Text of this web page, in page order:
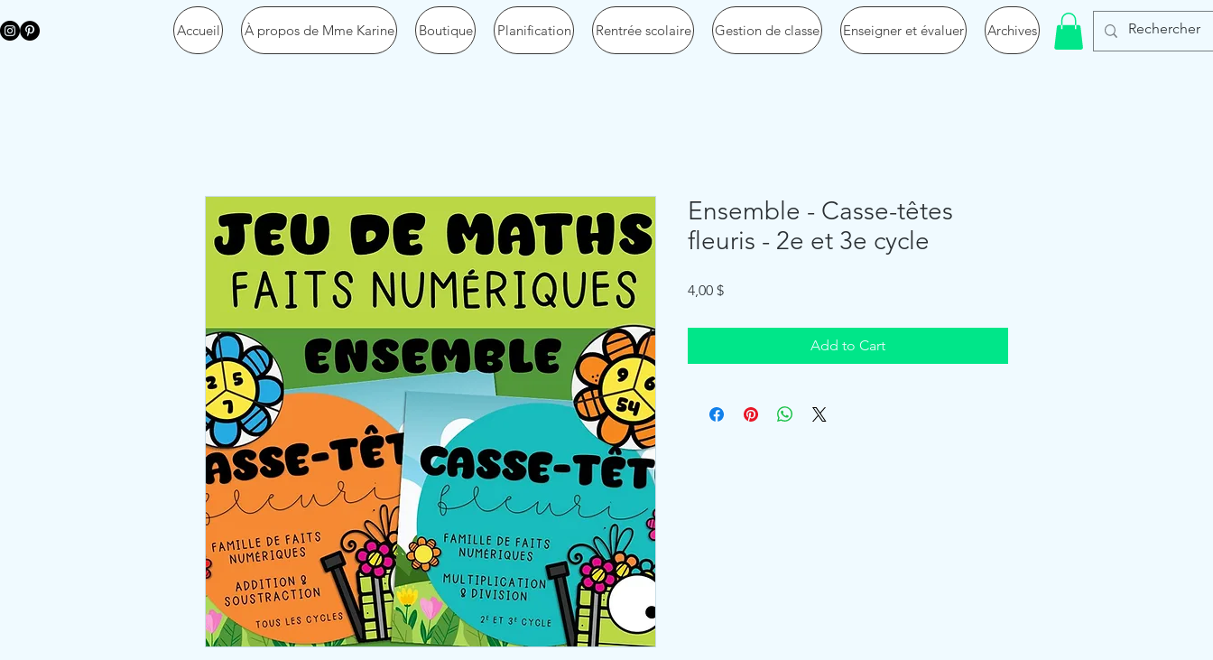
Accueil À propos de Mme Karine Boutique Planification Rentrée scolaire Gestion de classe Enseigner et évaluer Archives
Ensemble - Casse-têtes
fleuris - 2e et 3e cycle
4,00 $Price
Add to Cart